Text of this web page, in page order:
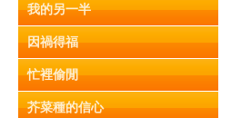
我的另一半
因禍得福
忙裡偷閒
芥菜種的信心